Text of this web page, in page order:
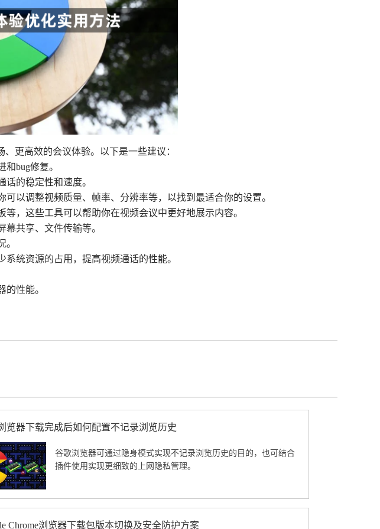
更高效的会议体验。以下是一些建议：
bug修复。
的稳定性和速度。
以调整视频质量、帧率、分辨率等，以找到最适合你的设置。
，这些工具可以帮助你在视频会议中更好地展示内容。
共享、文件传输等。
统资源的占用，提高视频通话的性能。
的性能。
览器下载完成后如何配置不记录浏览历史
谷歌浏览器可通过隐身模式实现不记录浏览历史的目的，也可结合
插件使用实现更细致的上网隐私管理。
Chrome浏览器下载包版本切换及安全防护方案